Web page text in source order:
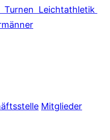
Turnen Leichtathletik
Mitglieder